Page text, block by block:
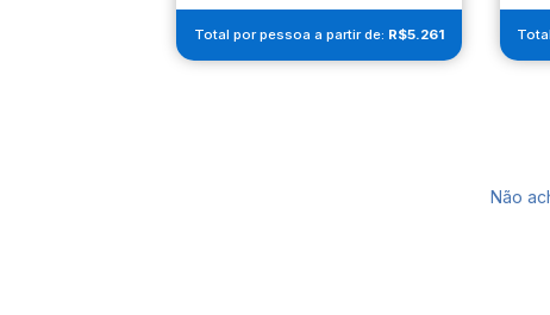
Total por pessoa a partir de: R$5.261
Não